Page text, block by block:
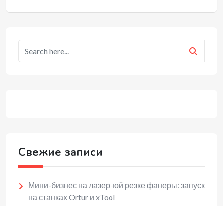
Свежие записи
Мини-бизнес на лазерной резке фанеры: запуск
на станках Ortur и xTool